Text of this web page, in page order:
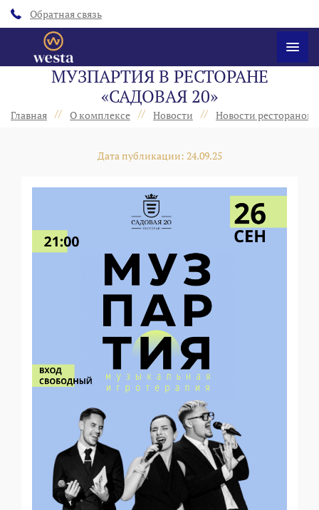
Обратная связь
МУЗПАРТИЯ В РЕСТОРАНЕ
«САДОВАЯ 20»
Главная // О комплексе // Новости // Новости ресторанов
Дата публикации: 24.09.25